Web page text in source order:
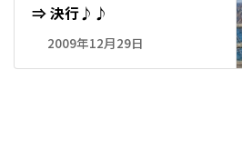
⇒ 決行♪♪
2009年12月29日